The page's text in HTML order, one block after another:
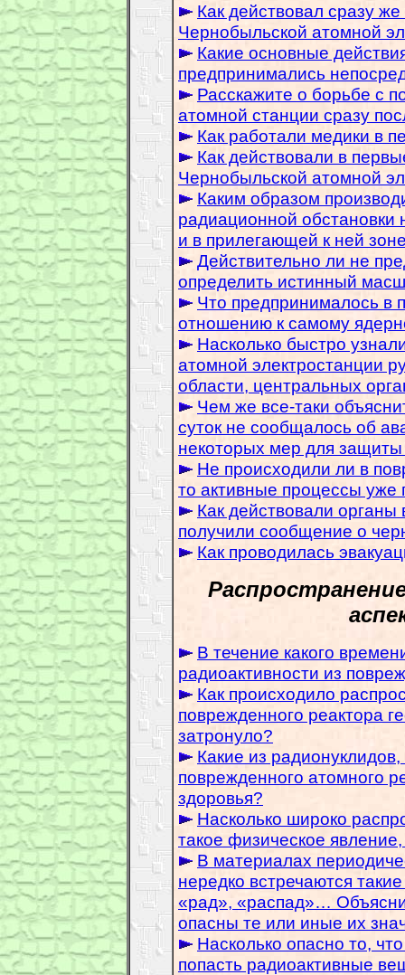
Как действовал сразу
Чернобыльской атомной
Какие основные
предпринимались
Расскажите о борьбе с
атомной станции сразу
Как работали медики в
Как действовали в
Чернобыльской атомной
Каким образом
радиационной
и в прилегающей к ней
Действительно ли не
определить истинный
Что предпринималось в
отношению к самому
Насколько быстро
атомной электростанции
области, центральных
Чем же все-таки
суток не сообщалось об
некоторых мер для защиты
Не происходили ли в
то активные процессы уже
Как действовали органы
получили сообщение о
Как проводилась
В течение какого
радиоактивности из
Как происходило
поврежденного реактора
затронуло?
Какие из
поврежденного атомного
здоровья?
Насколько широко
такое физическое
В материалах
нередко встречаются
«рад», «распад»…
опасны те или иные их
Насколько опасно то,
попасть радиоактивные